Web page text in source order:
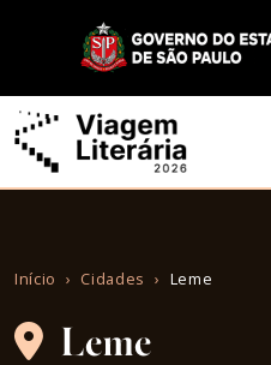
Início Cidades Leme
Leme